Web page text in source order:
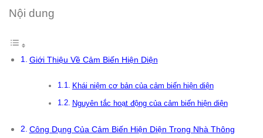
Nội dung
Giới Thiệu Về Cảm Biến Hiện Diện
Khái niệm cơ bản của cảm biến hiện diện
Nguyên tắc hoạt động của cảm biến hiện diện
Công Dụng Của Cảm Biến Hiện Diện Trong Nhà Thông